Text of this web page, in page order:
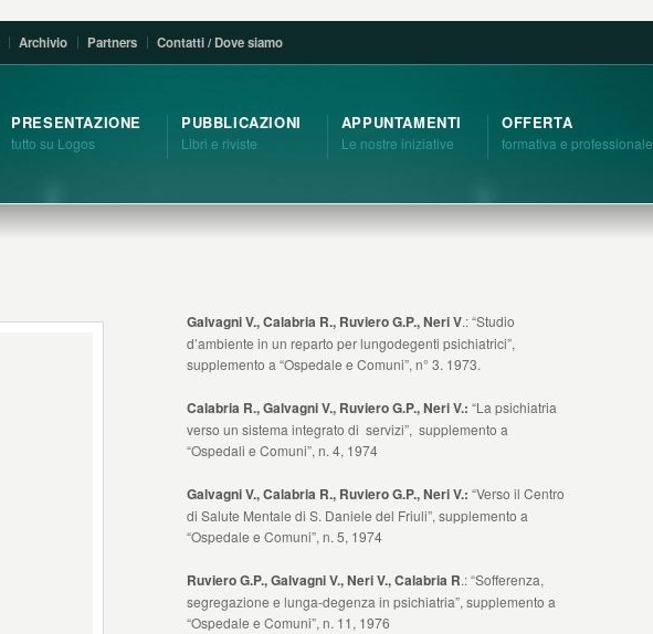
Archivio Partners Contatti / Dove siamo
PRESENTAZIONE
tutto su Logos
PUBBLICAZIONI
Libri e riviste
APPUNTAMENTI
Le nostre iniziative
OFFERTA
formativa e professionale
Galvagni V., Calabria R., Ruviero G.P., Neri V.: “Studio
d’ambiente in un reparto per lungodegenti psichiatrici”,
supplemento a “Ospedale e Comuni”, n° 3. 1973.
Calabria R., Galvagni V., Ruviero G.P., Neri V.: “La psichiatria
verso un sistema integrato di servizi”, supplemento a
“Ospedali e Comuni”, n. 4, 1974
Galvagni V., Calabria R., Ruviero G.P., Neri V.: “Verso il Centro
di Salute Mentale di S. Daniele del Friuli”, supplemento a
“Ospedale e Comuni”, n. 5, 1974
Ruviero G.P., Galvagni V., Neri V., Calabria R.: “Sofferenza,
segregazione e lunga-degenza in psichiatria”, supplemento a
“Ospedale e Comuni”, n. 11, 1976